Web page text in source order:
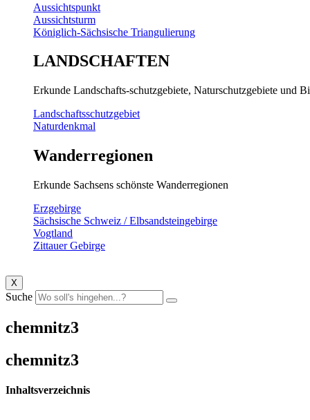
Aussichtspunkt
Aussichtsturm
Königlich-Sächsische Triangulierung
LANDSCHAFTEN
Erkunde Landschafts-schutzgebiete, Naturschutzgebiete und
Landschaftsschutzgebiet
Naturdenkmal
Wanderregionen
Erkunde Sachsens schönste Wanderregionen
Erzgebirge
Sächsische Schweiz / Elbsandsteingebirge
Vogtland
Zittauer Gebirge
X
Suche
chemnitz3
chemnitz3
Inhaltsverzeichnis